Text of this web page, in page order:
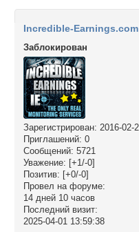
Incredible-Earnings.com
Заблокирован
Зарегистрирован: 2016-02-
Приглашений: 0
Сообщений: 5721
Уважение: [+1/-0]
Позитив: [+0/-0]
Провел на форуме:
14 дней 10 часов
Последний визит:
2025-04-01 13:59:38